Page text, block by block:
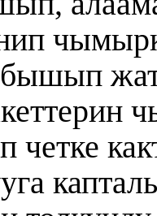
четке